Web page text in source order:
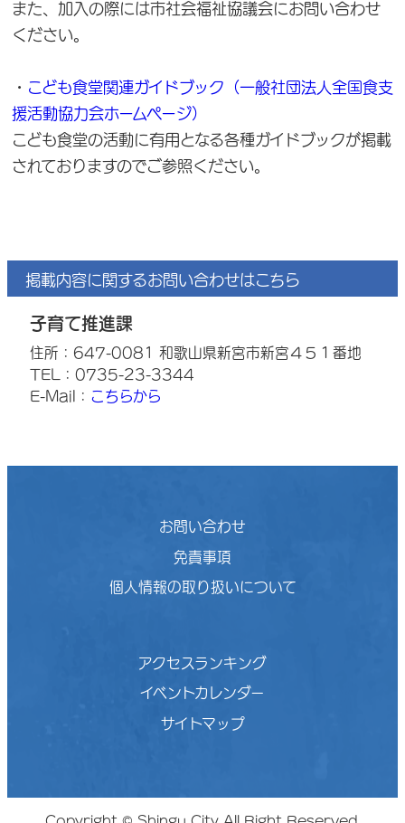
また、加入の際には市社会福祉協議会にお問い合わせ
ください。
・ こども食堂関連ガイドブック（一般社団法人全国食支
援活動協力会ホームページ）
こども食堂の活動に有用となる各種ガイドブックが掲載
されておりますのでご参照ください。
掲載内容に関するお問い合わせはこちら
子育て推進課
住所：647-0081 和歌山県新宮市新宮４５１番地
TEL：0735-23-3344
E-Mail： こちらから
お問い合わせ
免責事項
個人情報の取り扱いについて
アクセスランキング
イベントカレンダー
サイトマップ